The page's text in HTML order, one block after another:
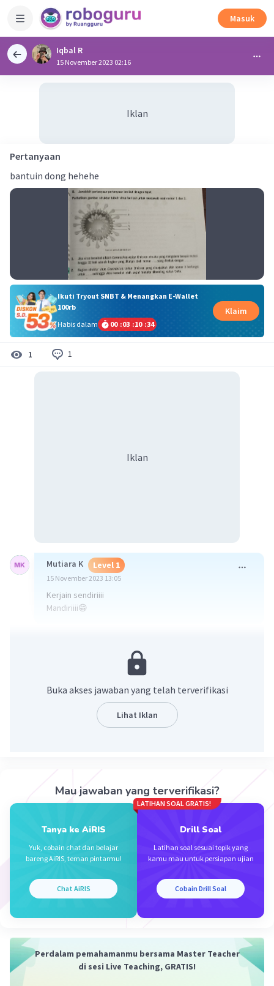
Masuk
Iqbal R
15 November 2023 02:16
Iklan
Pertanyaan
bantuin dong hehehe
Ikuti Tryout SNBT & Menangkan E-Wallet
100rb
Habis dalam
00 :03 :10 :34
Klaim
1 1
Iklan
Mutiara K Level 1
15 November 2023 13:05
Kerjain sendiriiii
Mandiriiii😁
Buka akses jawaban yang telah terverifikasi
Lihat Iklan
Mau jawaban yang terverifikasi?
Tanya ke AiRIS
Yuk, cobain chat dan belajar
bareng AiRIS, teman pintarmu!
Chat AiRIS
LATIHAN SOAL GRATIS!
Drill Soal
Latihan soal sesuai topik yang
kamu mau untuk persiapan ujian
Cobain Drill Soal
Perdalam pemahamanmu bersama Master Teacher
di sesi Live Teaching, GRATIS!